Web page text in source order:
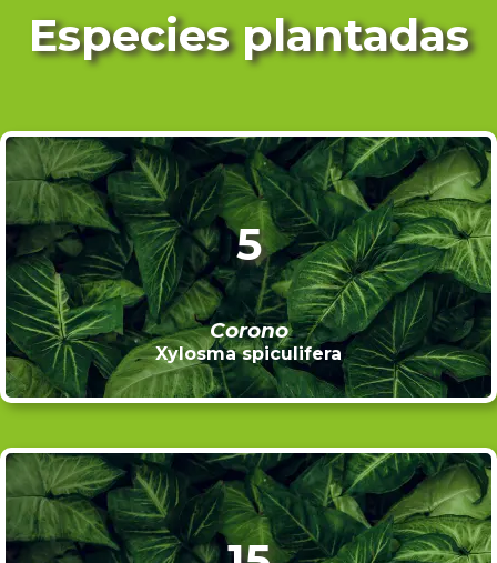
Especies plantadas
5
Corono
Xylosma spiculifera